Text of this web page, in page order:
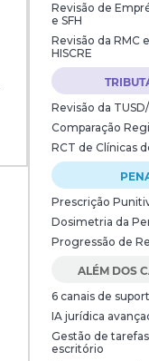
Revisão de
e SFH
Revisão da RMC
HISCRE
Revisão da
Comparação
RCT de Clínicas
Prescrição
Dosimetria da
Progressão de
ALÉM DOS
6 canais de
IA jurídica
Gestão de
escritório